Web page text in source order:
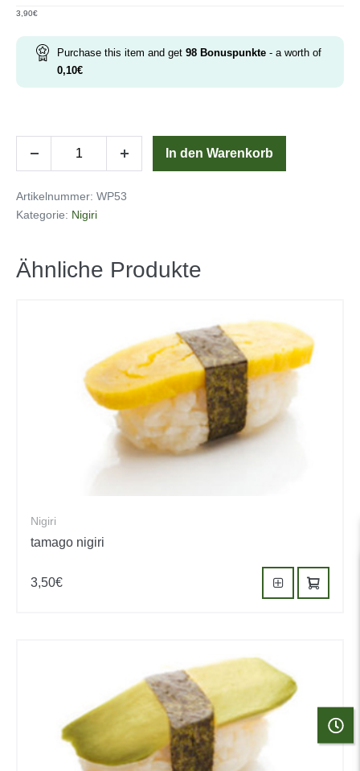
3,90€
Purchase this item and get 98 Bonuspunkte - a worth of
0,10€
flambierter
lachs
In den Warenkorb
Artikelnummer: WP53
Kategorie: Nigiri
Ähnliche Produkte
Nigiri
tamago nigiri
3,50€